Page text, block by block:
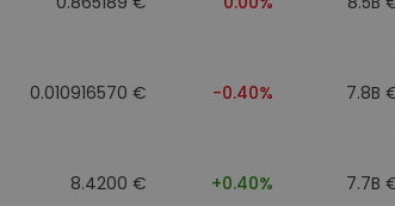
0.010916570 € -0.40% 7.8B
8.4200 € +0.40% 7.7B